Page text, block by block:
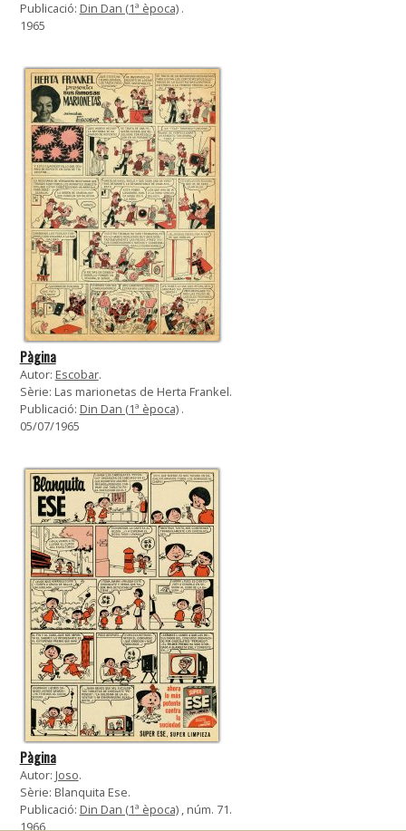
Publicació: Din Dan (1ª època).
1965
Pàgina
Autor: Escobar.
Sèrie: Las marionetas de Herta Frankel.
Publicació: Din Dan (1ª època).
05/07/1965
Pàgina
Autor: Joso.
Sèrie: Blanquita Ese.
Publicació: Din Dan (1ª època), núm. 71.
1966